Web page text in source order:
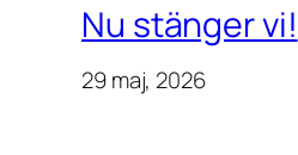
Nu stänger vi!
29 maj, 2026